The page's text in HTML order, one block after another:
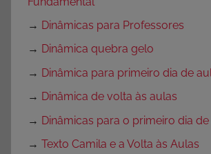
→ Dinâmicas para Professores
→ Dinâmica quebra gelo
→ Dinâmica para primeiro dia de
→ Dinâmica de volta às aulas
→ Dinâmicas para o primeiro dia
→ Texto Camila e a Volta às Aulas